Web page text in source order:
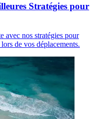
Stratégies pour
avec nos stratégies pour
de vos déplacements.